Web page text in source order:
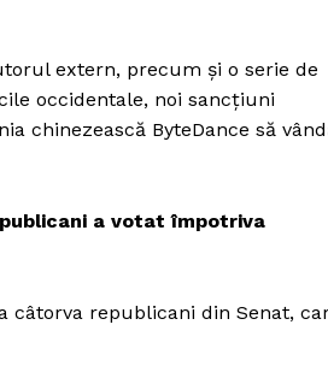
extern, precum și o serie de
occidentale, noi sancțiuni
chinezească ByteDance să
a votat împotriva
câtorva republicani din Senat,